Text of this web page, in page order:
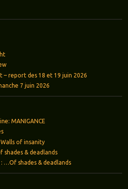
– report des 18 et 19 juin 2026
7 juin 2026
MANIGANCE
Walls of insanity
shades & deadlands
: …Of shades & deadlands